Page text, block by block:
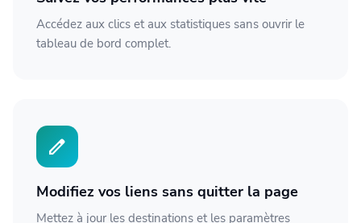
Accédez aux clics et aux statistiques sans ouvrir le
tableau de bord complet.
edit
Modifiez vos liens sans quitter la page
Mettez à jour les destinations et les paramètres